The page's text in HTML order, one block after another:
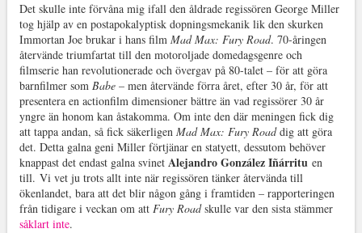
Det skulle inte förvåna mig ifall den åldrade regissören George Miller
tog hjälp av en postapokalyptisk dopningsmekanik lik den skurken
Immortan Joe brukar i hans film Mad Max: Fury Road. 70-åringen
återvände triumfartat till den motoroljade domedagsgenre och
filmserie han revolutionerade och övergav på 80-talet – för att göra
barnfilmer som Babe– men återvände förra året, efter 30 år, för att
presentera en actionfilm dimensioner bättre än vad regissörer 30 år
yngre än honom kan åstakomma. Om inte den där meningen fick dig
att tappa andan, så fick säkerligen Mad Max: Fury Roaddig att göra
det. Detta galna geni Miller förtjänar en statyett, dessutom behöver
knappast det endast galna svinet Alejandro González Iñárritu en
till. Vi vet ju trots allt inte när regissören tänker återvända till
ökenlandet, bara att det blir någon gång i framtiden – rapporteringen
från tidigare i veckan om att Fury Roadskulle var den sista stämmer
såklart inte.